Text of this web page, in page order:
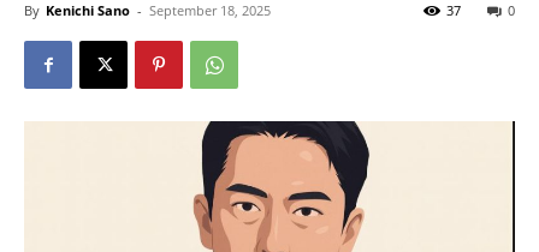
By Kenichi Sano - September 18, 2025 0
37